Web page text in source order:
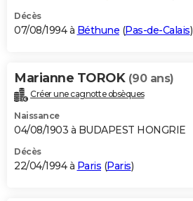
Décès
07/08/1994 à Béthune (Pas-de-Calais)
Marianne TOROK (90 ans)
Créer une cagnotte obsèques
Naissance
04/08/1903 à BUDAPEST HONGRIE
Décès
22/04/1994 à Paris (Paris)